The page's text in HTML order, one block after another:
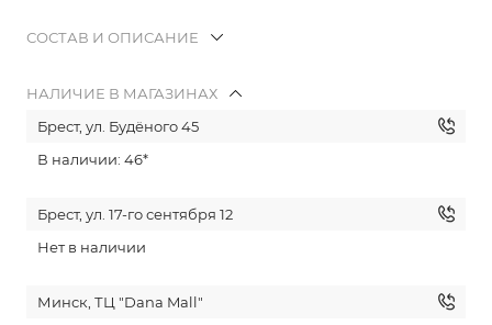
СОСТАВ И ОПИСАНИЕ
НАЛИЧИЕ В МАГАЗИНАХ
Брест, ул. Будёного 45
В наличии: 46*
Брест, ул. 17-го сентября 12
Нет в наличии
Минск, ТЦ "Dana Mall"